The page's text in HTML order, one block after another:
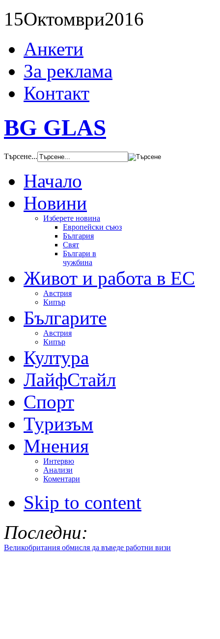
15Октомври2016
Анкети
За реклама
Контакт
BG GLAS
Търсене...
Начало
Новини
Изберете новина
Европейски съюз
България
Свят
Българи в
чужбина
Живот и работа в ЕС
Австрия
Кипър
Българите
Австрия
Кипър
Култура
ЛайфСтайл
Спорт
Туризъм
Мнения
Интервю
Анализи
Коментари
Skip to content
Последни:
Великобритания обмисля да въведе работни визи